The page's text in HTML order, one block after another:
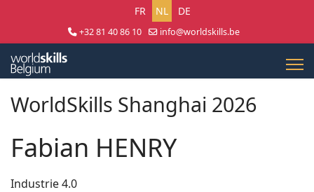
Selecteer uw taal
FR NL DE
+32 81 40 86 10
info@worldskills.be
WorldSkills Shanghai 2026
Fabian HENRY
Industrie 4.0